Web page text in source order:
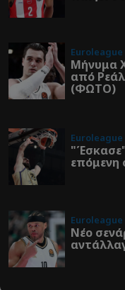
Euroleague
Μήνυμα
από
(ΦΩΤΟ)
Euroleague
"Έσκασε"
Euroleague
Νέο